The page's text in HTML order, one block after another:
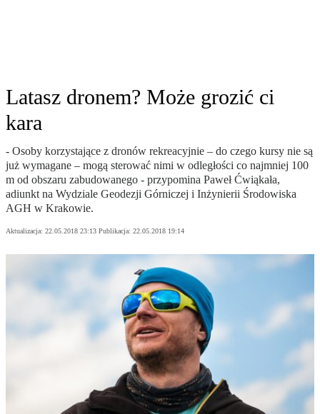
Latasz dronem? Może grozić ci
kara
- Osoby korzystające z dronów rekreacyjnie – do czego kursy nie są
już wymagane – mogą sterować nimi w odległości co najmniej 100
m od obszaru zabudowanego - przypomina Paweł Ćwiąkała,
adiunkt na Wydziale Geodezji Górniczej i Inżynierii Środowiska
AGH w Krakowie.
Aktualizacja: 22.05.2018 23:13 Publikacja: 22.05.2018 19:14